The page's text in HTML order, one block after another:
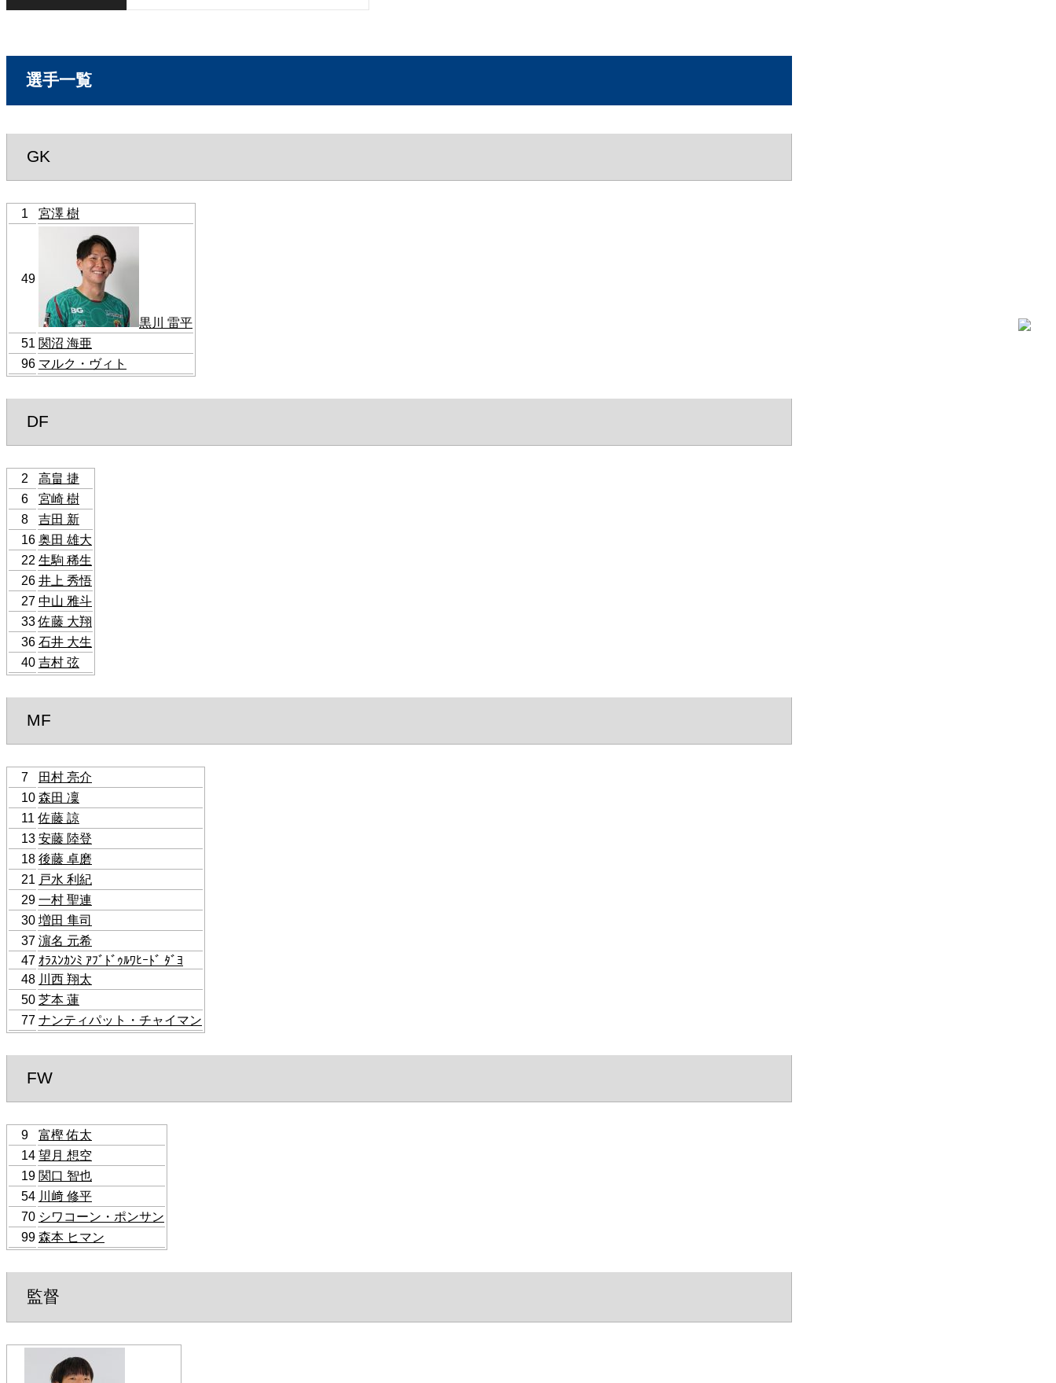
選手一覧
GK
1 宮澤 樹
49
黒川 雷平
51 関沼 海亜
96 マルク・ヴィト
DF
2
高畠 捷
6
宮崎 樹
8
吉田 新
16 奥田 雄大
22 生駒 稀生
26 井上 秀悟
27 中山 雅斗
33 佐藤 大翔
36 石井 大生
40 吉村 弦
MF
7
田村 亮介
10 森田 凜
11 佐藤 諒
13 安藤 陸登
18 後藤 卓磨
21 戸水 利紀
29 一村 聖連
30 増田 隼司
37 濵名 元希
47 ｵﾗｽﾝｶﾝﾐ ｱﾌﾞﾄﾞｩﾙﾜﾋｰﾄﾞ ﾀﾞﾖ
48 川西 翔太
50 芝本 蓮
77 ナンティパット・チャイマン
FW
9
富樫 佑太
14 望月 想空
19 関口 智也
54 川﨑 修平
70 シワコーン・ポンサン
99 森本 ヒマン
監督